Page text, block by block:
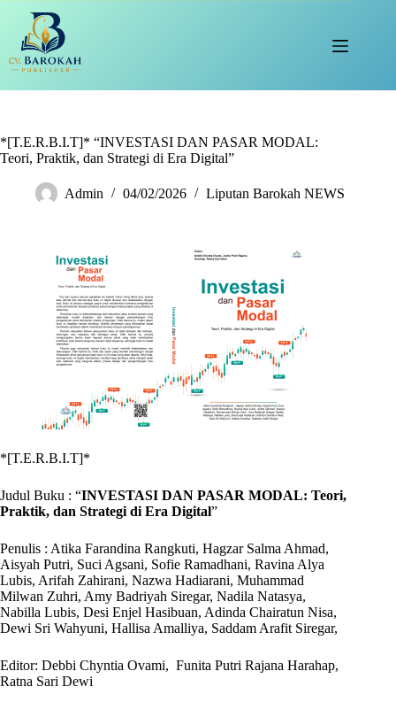
content
*[T.E.R.B.I.T]* “INVESTASI DAN PASAR MODAL:
Teori, Praktik, dan Strategi di Era Digital”
Admin 04/02/2026 Liputan Barokah NEWS
*[T.E.R.B.I.T]*
Judul Buku : “INVESTASI DAN PASAR MODAL: Teori,
Praktik, dan Strategi di Era Digital”
Penulis : Atika Farandina Rangkuti, Hagzar Salma Ahmad,
Aisyah Putri, Suci Agsani, Sofie Ramadhani, Ravina Alya
Lubis, Arifah Zahirani, Nazwa Hadiarani, Muhammad
Milwan Zuhri, Amy Badriyah Siregar, Nadila Natasya,
Nabilla Lubis, Desi Enjel Hasibuan, Adinda Chairatun Nisa,
Dewi Sri Wahyuni, Hallisa Amalliya, Saddam Arafit Siregar,
Editor: Debbi Chyntia Ovami, Funita Putri Rajana Harahap,
Ratna Sari Dewi